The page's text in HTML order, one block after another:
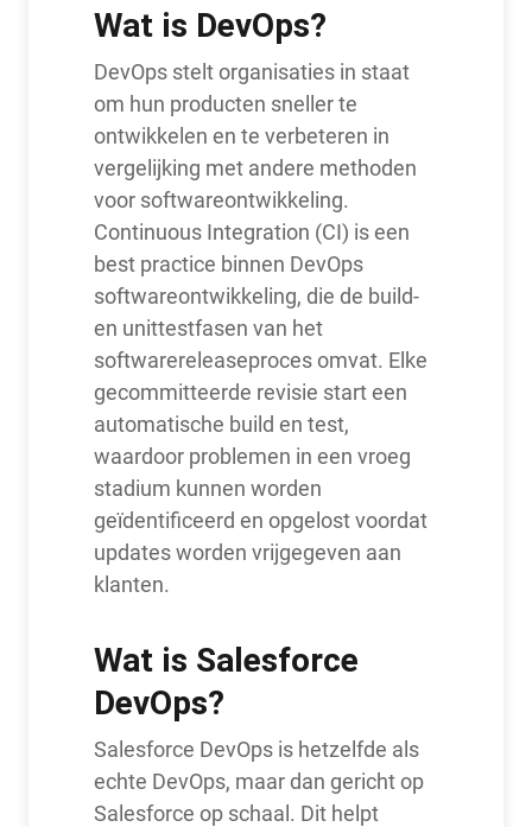
Wat is DevOps?
DevOps stelt organisaties in staat
om hun producten sneller te
ontwikkelen en te verbeteren in
vergelijking met andere methoden
voor softwareontwikkeling.
Continuous Integration (CI) is een
best practice binnen DevOps
softwareontwikkeling, die de build-
en unittestfasen van het
softwarereleaseproces omvat. Elke
gecommitteerde revisie start een
automatische build en test,
waardoor problemen in een vroeg
stadium kunnen worden
geïdentificeerd en opgelost voordat
updates worden vrijgegeven aan
klanten.
Wat is Salesforce
DevOps?
Salesforce DevOps is hetzelfde als
echte DevOps, maar dan gericht op
Salesforce op schaal. Dit helpt